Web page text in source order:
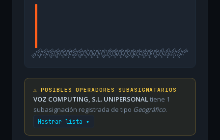
09/02
16/0223/0202/0309/0316/0323/0330/0306/0413/0420/0427/0404/0511/0518/0525/0501/0608/0615/0622/0629/0606/0713/0720/0727/07
03/08
⚠️ POSIBLES OPERADORES SUBASIGNATARIOS
VOZ COMPUTING, S.L. UNIPERSONALtiene 1
subasignación registrada de tipo Geográfico.
Mostrar lista ▾